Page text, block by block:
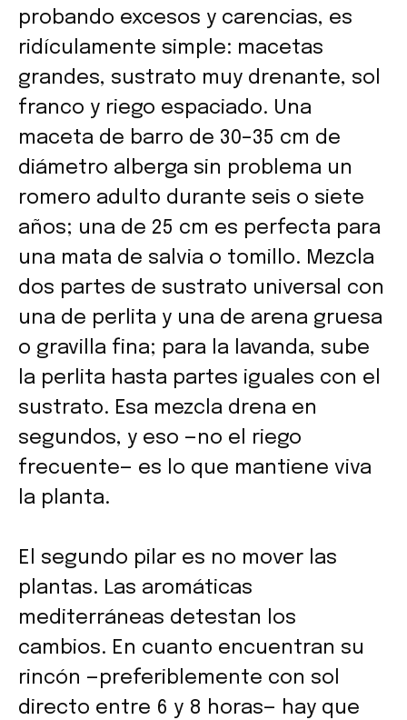
probando excesos y carencias, es
ridículamente simple: macetas
grandes, sustrato muy drenante, sol
franco y riego espaciado. Una
maceta de barro de 30–35 cm de
diámetro alberga sin problema un
romero adulto durante seis o siete
años; una de 25 cm es perfecta para
una mata de salvia o tomillo. Mezcla
dos partes de sustrato universal con
una de perlita y una de arena gruesa
o gravilla fina; para la lavanda, sube
la perlita hasta partes iguales con el
sustrato. Esa mezcla drena en
segundos, y eso —no el riego
frecuente— es lo que mantiene viva
la planta.
El segundo pilar es no mover las
plantas. Las aromáticas
mediterráneas detestan los
cambios. En cuanto encuentran su
rincón —preferiblemente con sol
directo entre 6 y 8 horas— hay que